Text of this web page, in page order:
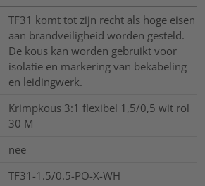
TF31 komt tot zijn recht als hoge eisen
aan brandveiligheid worden gesteld.
De kous kan worden gebruikt voor
isolatie en markering van bekabeling
en leidingwerk.
Krimpkous 3:1 flexibel 1,5/0,5 wit rol
30 M
nee
TF31-1.5/0.5-PO-X-WH